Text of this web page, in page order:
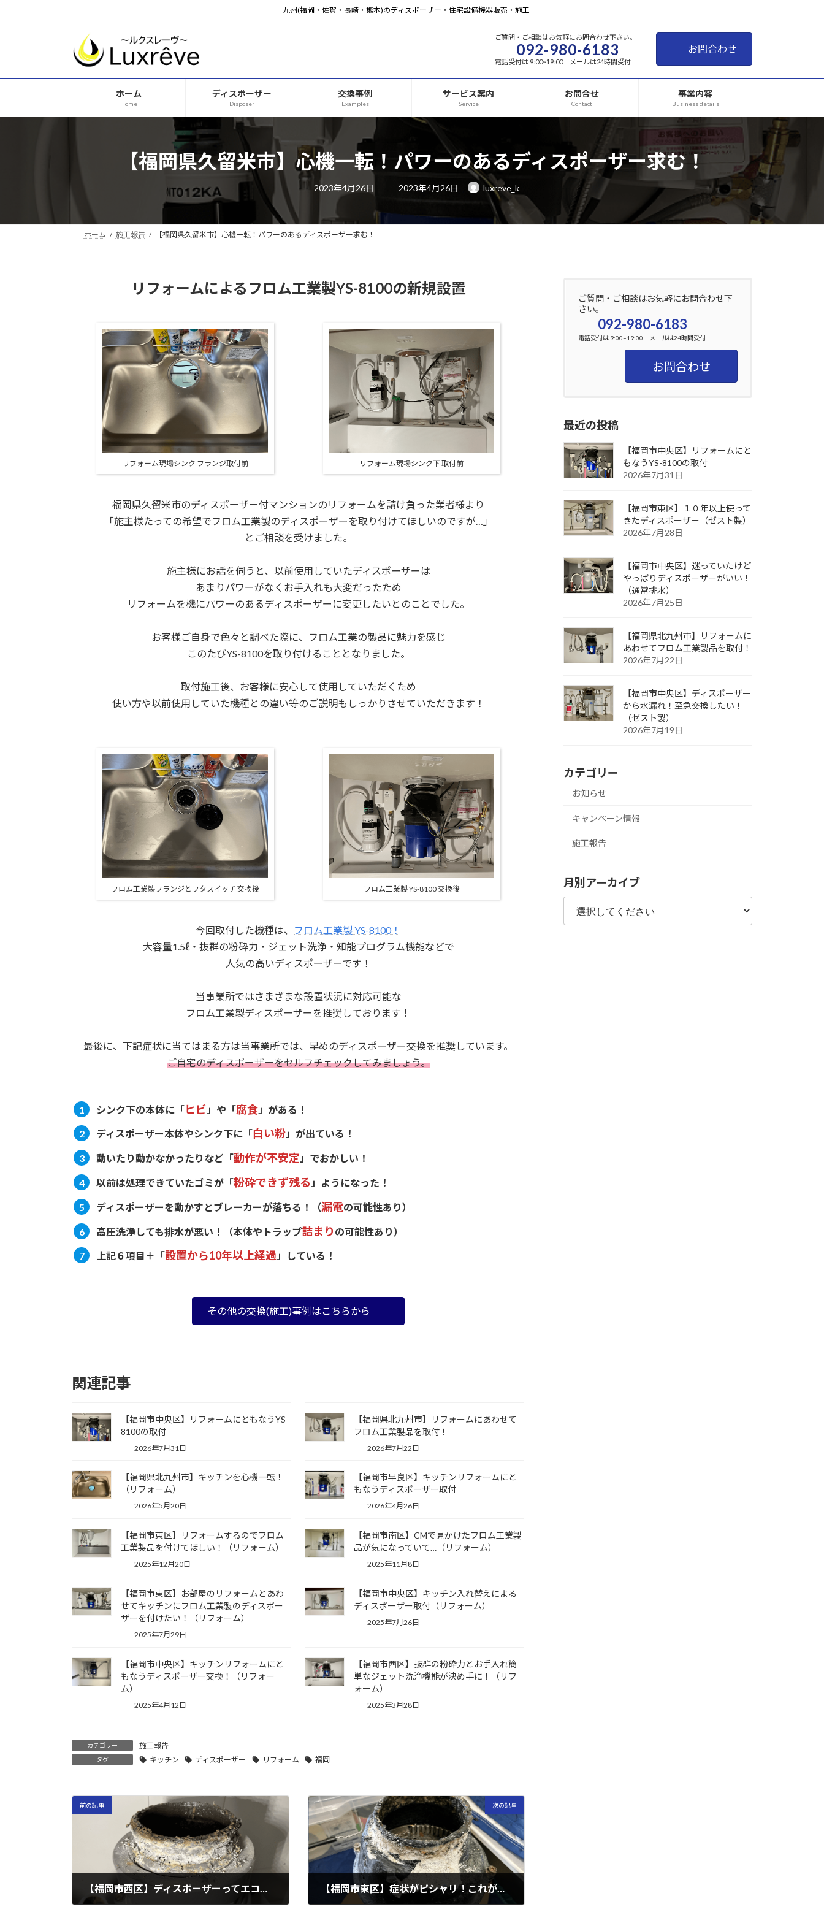
へ
ョ
九州(福岡・佐賀・長崎・熊本)のディスポーザー・住宅設備機器販売・施工
ご質問・ご相談はお気軽にお問合わせ下さい。
092-980-6183
電話受付は 9:00~19:00 メールは24時間受付
お問合わせ
ホーム
Home
ディスポーザー
Disposer
交換事例
Examples
サービス案内
Service
お問合せ
Contact
事業内容
Business details
【福岡県久留米市】心機一転！パワーのあるディスポーザー求む！
2023年4月26日
最
終
日
時
2023年4月26日 luxreve_k
ホーム 施工報告 【福岡県久留米市】心機一転！パワーのあるディスポーザー求む！
リフォームによるフロム工業製YS-8100の新規設置
リフォーム現場シンク フランジ取付前 リフォーム現場シンク下 取付前
福岡県久留米市のディスポーザー付マンションの リフォームを請け負った業者様より
「施主様たっての希望でフロム工業製のディスポーザーを取り付けてほしいのですが…」
とご相談を受けました。
施主様にお話を伺うと、 以前使用していたディスポーザーは
あまりパワーがなくお手入れも大変だったため
リフォームを機にパワーのあるディスポーザーに変更したいとのことでした。
お客様ご自身で色々と調べた際に、
フロム工業の製品に魅力を感じ
このたびYS-8100を取り付けることとなりました。
取付施工後、お客様に安心して使用していただくため
使い方や以前使用していた機種との違い等の ご説明もしっかりさせていただきます！
フロム工業製フランジとフタスイッチ 交換後 フロム工業製 YS-8100 交換後
今回取付した機種は、 フロム工業製 YS-8100！
大容量1.5ℓ・抜群の粉砕力・ジェット洗浄・ 知能プログラム機能などで
人気の高いディスポーザーです！
当事業所ではさまざまな設置状況に対応可能な
フロム工業製ディスポーザーを推奨しております！
最後に、下記症状に当てはまる方は当事業所では、 早めのディスポーザー交換を推奨しています。
ご自宅のディスポーザーをセルフチェックしてみましょう。
シンク下の本体に 「ヒビ 」や「腐食 」がある！
ディスポーザー本体やシンク下に 「白い粉 」が出ている！
動いたり動かなかったりなど 「動作が不安定 」でおかしい！
以前は処理できていたゴミが 「粉砕できず残る 」ようになった！
ディスポーザーを動かすとブレーカーが落ちる！（漏電の可能性あり）
高圧洗浄しても排水が悪い！ （本体やトラップ詰まり の可能性あり）
上記６項目＋「設置から10年以上経過 」している！
その他の交換(施工)事例はこちらから
関連記事
【福岡市中央区】リフォームにともなうYS-
8100の取付
2026年7月31日
【福岡県北九州市】リフォームにあわせて
フロム工業製品を取付！
2026年7月22日
【福岡県北九州市】キッチンを心機一転！
（リフォーム）
2026年5月20日
【福岡市早良区】キッチンリフォームにと
もなうディスポーザー取付
2026年4月26日
【福岡市東区】リフォームするのでフロム
工業製品を付けてほしい！（リフォーム）
2025年12月20日
【福岡市南区】CMで見かけたフロム工業製
品が気になっていて…（リフォーム）
2025年11月8日
【福岡市東区】お部屋のリフォームとあわ
せてキッチンにフロム工業製のディスポー
ザーを付けたい！（リフォーム）
2025年7月29日
【福岡市中央区】キッチン入れ替えによる
ディスポーザー取付（リフォーム）
2025年7月26日
【福岡市中央区】キッチンリフォームにと
もなうディスポーザー交換！（リフォー
ム）
2025年4月12日
【福岡市西区】抜群の粉砕力とお手入れ簡
単なジェット洗浄機能が決め手に！（リフ
ォーム）
2025年3月28日
カテゴリー 施工報告
タグ キッチン ディスポーザー リフォーム 福岡
前の記事
【福岡市西区】ディスポーザーってエコなんですか？通常排水への変更
次の記事
【福岡市東区】症状がピシャリ！これが腐食の白い粉！
ご質問・ご相談はお気軽にお問合わせ下
さい。
092-980-6183
電話受付は 9:00~19:00 メールは24時間受付
お問合わせ
最近の投稿
【福岡市中央区】リフォームにと
もなうYS-8100の取付
2026年7月31日
【福岡市東区】１０年以上使って
きたディスポーザー（ゼスト製）
2026年7月28日
【福岡市中央区】迷っていたけど
やっぱりディスポーザーがいい！
（通常排水）
2026年7月25日
【福岡県北九州市】リフォームに
あわせてフロム工業製品を取付！
2026年7月22日
【福岡市中央区】ディスポーザー
から水漏れ！至急交換したい！
（ゼスト製）
2026年7月19日
カテゴリー
お知らせ
キャンペーン情報
施工報告
月別アーカイブ